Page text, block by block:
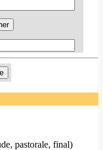
pastorale, final)